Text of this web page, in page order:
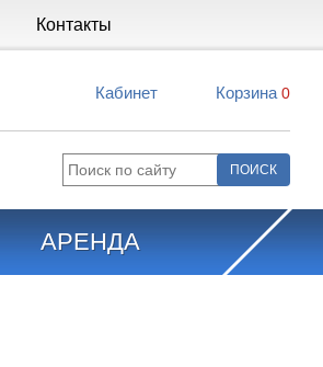
Контакты
Кабинет Корзина 0
АРЕНДА